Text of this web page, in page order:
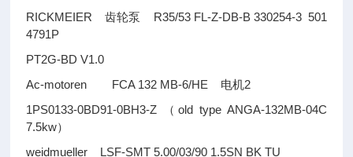
RICKMEIER齿轮泵
R35/53 FL-Z-DB-B 330254-3 501
4791P
PT2G-BD V1.0
Ac-motoren FCA 132 MB-6/HE 电机2
1PS0133-0BD91-0BH3-Z
（ old type ANGA-132MB-04C
7.5kw）
weidmueller LSF-SMT 5.00/03/90 1.5SN BK TU